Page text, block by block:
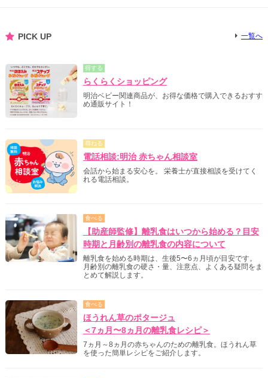
PICK UP 一覧へ
得する
らくらくショッピング
明治ベビー関連商品が、お得な価格で購入できるおすす
め通販サイト！
尋ねる
電話相談:明治 赤ちゃん相談室
会話から始まる安心を。 栄養士が直接相談を受けてく
れる電話相談。
食べる
【助産師監修】離乳食はいつから始める？目安
時期と月齢別の離乳食の内容について
離乳食を始める時期は、生後5〜6ヵ月頃が目安です。
月齢別の離乳食の硬さ・量、注意点、よくある疑問をま
とめて解説します。
食べる
ほうれん草のポタージュ
＜7ヵ月〜8ヵ月の離乳食レシピ＞
7ヵ月～8ヵ月の赤ちゃんのための離乳食。ほうれん草
を使った簡単レシピをご紹介します。